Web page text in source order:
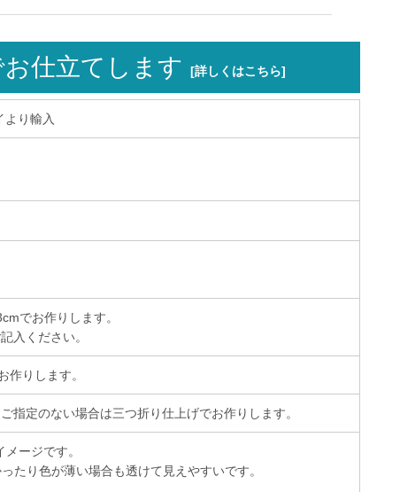
お仕立てします [詳しくはこちら]
り輸入
でお作りします。
入ください。
りします。
指定のない場合は三つ折り仕上げでお作りします。
ージです。
たり色が薄い場合も透けて見えやすいです。